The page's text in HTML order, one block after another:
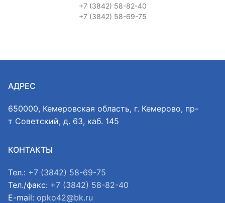
+7 (3842) 58-82-40
+7 (3842) 58-69-75
АДРЕС
650000, Кемеровская область, г. Кемерово, пр-
т Советский, д. 63, каб. 145
КОНТАКТЫ
Тел.: +7 (3842) 58-69-75
Тел./факс: +7 (3842) 58-82-40
E-mail: opko42@bk.ru